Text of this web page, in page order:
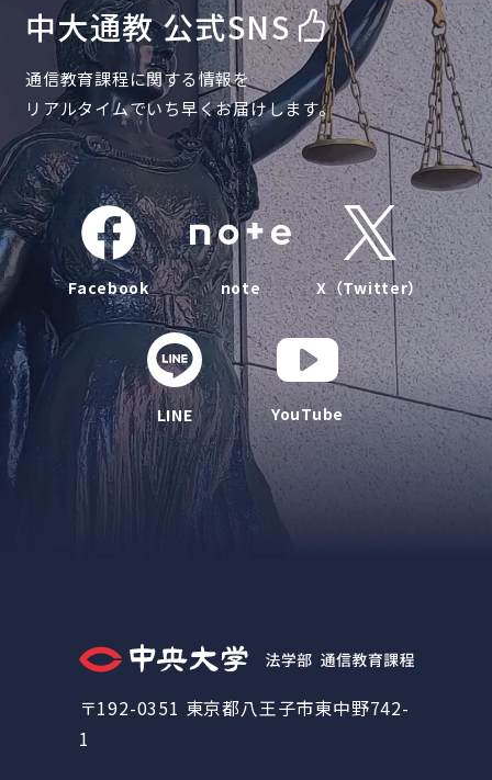
中大通教 公式SNS
通信教育課程に関する情報を
リアルタイムでいち早くお届けします。
Facebook note X（Twitter）
LINE YouTube
〒192-0351 東京都八王子市東中野742-
1